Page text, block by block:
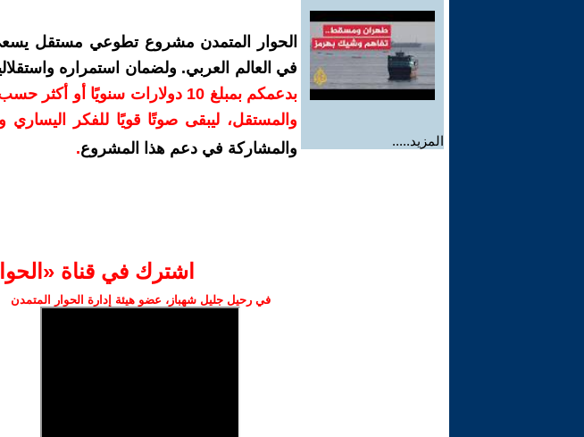
المزيد.....
الحوار المتمدن مشروع تطوعي مستقل يسعى
في العالم العربي. ولضمان استمراره
بدعمكم بمبلغ 10 دولارات سنويًا
والمستقل، ليبقى صوتًا قويًا للفكر اليساري
والمشاركة في دعم هذا المشروع.
اشترك في قناة
في رحيل جليل شهباز، عضو هيئة إدارة الحوار المتمدن